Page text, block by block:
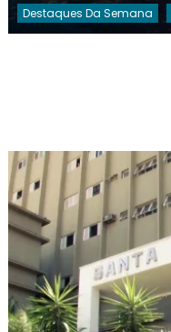
Destaques Da Semana